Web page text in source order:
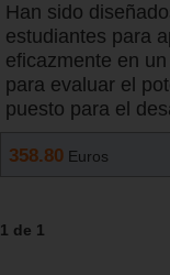
Han sido
estudiantes para
eficazmente en
para evaluar el
puesto para el
358.80 Euros
1 de 1